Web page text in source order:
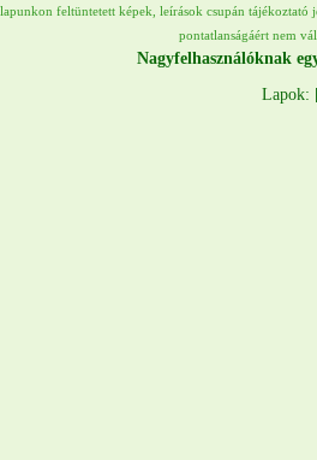
feltüntetett képek, leírások csupán tájékoztató
pontatlanságáért nem
Nagyfelhasználóknak
Lapok: